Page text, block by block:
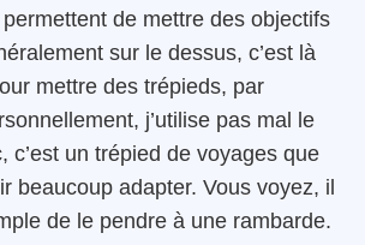
de mettre des objectifs
sur le dessus, c’est là
mettre des trépieds, par
j’utilise pas mal le
c’est un trépied de voyages que
beaucoup adapter. Vous voyez, il
de le pendre à une rambarde.